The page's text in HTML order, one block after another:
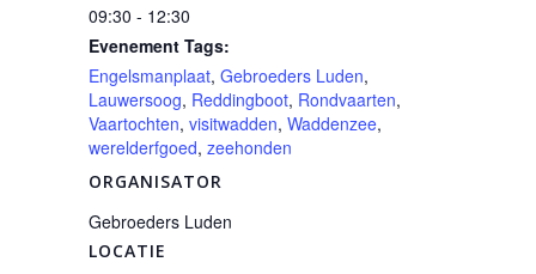
09:30 - 12:30
Evenement Tags:
Engelsmanplaat, Gebroeders Luden,
Lauwersoog, Reddingboot, Rondvaarten,
Vaartochten, visitwadden, Waddenzee,
werelderfgoed, zeehonden
LOCATIE
ORGANISATOR
Gebroeders Luden